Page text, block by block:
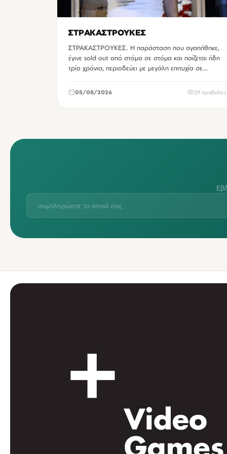
ΣΤΡΑΚΑΣΤΡΟΥΚΕΣ
ΣΤΡΑΚΑΣΤΡΟΥΚΕΣ. Η παράσταση που αγαπήθηκε,
έγινε sold out από στόμα σε στόμα και παίζεται ήδη
τρία χρόνια, περιοδεύει με μεγάλη επιτυχία σε…
05/08/2026 29 προβολές